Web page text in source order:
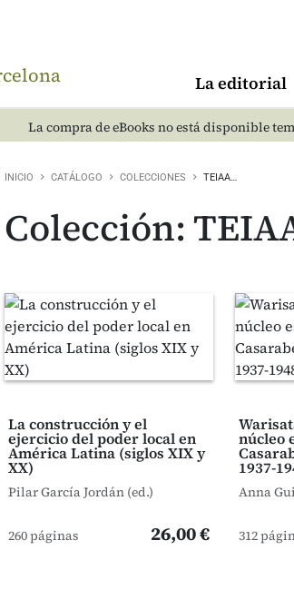
La editorial
La compra de eBooks no está disponible
INICIO CATÁLOGO COLECCIONES TEIAA…
Colección:
La construcción y el
ejercicio del poder local en
América Latina (siglos XIX y
XX)
Pilar García Jordán (ed.)
260 páginas 26,00 €
núcleo
1937-
Anna
312